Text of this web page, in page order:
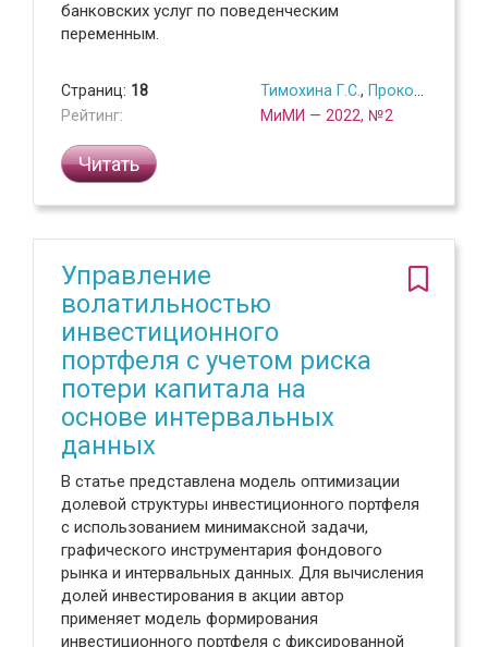
банковских услуг по поведенческим
переменным.
Страниц: 18
Рейтинг:
Тимохина Г.С., Прокопова Л.Г.
МиМИ — 2022, №2
Читать
Управление
волатильностью
инвестиционного
портфеля с учетом риска
потери капитала на
основе интервальных
данных
В статье представлена модель оптимизации
долевой структуры инвестиционного портфеля
с использованием минимаксной задачи,
графического инструментария фондового
рынка и интервальных данных. Для вычисления
долей инвестирования в акции автор
применяет модель формирования
инвестиционного портфеля с фиксированной